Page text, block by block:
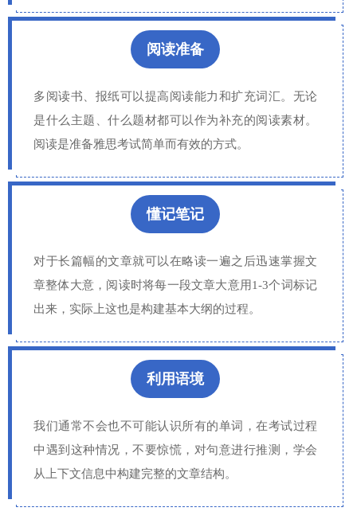
阅读准备
多阅读书、报纸可以提高阅读能力和扩充词汇。无论
是什么主题、什么题材都可以作为补充的阅读素材。
阅读是准备雅思考试简单而有效的方式。
懂记笔记
对于长篇幅的文章就可以在略读一遍之后迅速掌握文
章整体大意，阅读时将每一段文章大意用1-3个词标记
出来，实际上这也是构建基本大纲的过程。
利用语境
我们通常不会也不可能认识所有的单词，在考试过程
中遇到这种情况，不要惊慌，对句意进行推测，学会
从上下文信息中构建完整的文章结构。